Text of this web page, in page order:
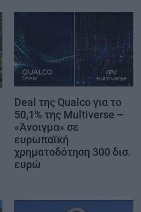
Deal της Qualco για το
50,1% της Multiverse –
«Άνοιγμα» σε
ευρωπαϊκή
χρηματοδότηση 300 δισ.
ευρώ